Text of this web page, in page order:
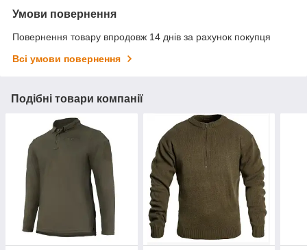
Умови повернення
Повернення товару впродовж 14 днів за рахунок покупця
Всі умови повернення
Подібні товари компанії